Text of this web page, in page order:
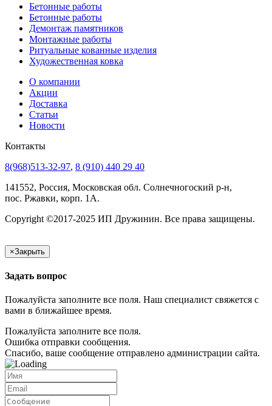
Бетонные работы
Бетонные работы
Демонтаж памятников
Монтажные работы
Ритуальные кованные изделия
Художественная ковка
О компании
Акции
Доставка
Статьи
Новости
Контакты
8(968)513-32-97, 8 (910) 440 29 40
141552, Россия, Московская обл. Солнечногоский р-н,
пос. Ржавки, корп. 1А.
Copyright ©2017-2025 ИП Дружинин. Все права защищены.
×Закрыть
Задать вопрос
Пожалуйста заполните все поля. Наш специалист свяжется с
вами в ближайшее время.
Пожалуйста заполните все поля.
Ошибка отправки сообщения.
Спасибо, ваше сообщение отправлено администрации сайта.